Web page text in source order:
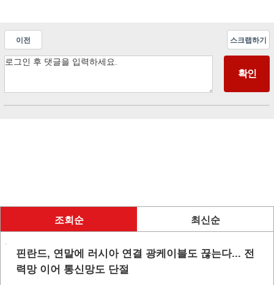
이전 스크랩하기
조회순 최신순
핀란드, 연말에 러시아 연결 광케이블도 끊는다... 전
력망 이어 통신망도 단절